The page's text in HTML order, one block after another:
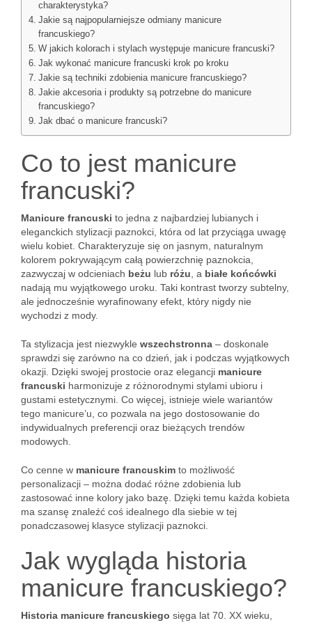
charakterystyka?
Jakie są najpopularniejsze odmiany manicure
francuskiego?
W jakich kolorach i stylach występuje manicure francuski?
Jak wykonać manicure francuski krok po kroku
Jakie są techniki zdobienia manicure francuskiego?
Jakie akcesoria i produkty są potrzebne do manicure
francuskiego?
Jak dbać o manicure francuski?
Co to jest manicure
francuski?
Manicure francuski to jedna z najbardziej lubianych i
eleganckich stylizacji paznokci, która od lat przyciąga uwagę
wielu kobiet. Charakteryzuje się on jasnym, naturalnym
kolorem pokrywającym całą powierzchnię paznokcia,
zazwyczaj w odcieniach beżu lub różu , a białe końcówki
nadają mu wyjątkowego uroku. Taki kontrast tworzy subtelny,
ale jednocześnie wyrafinowany efekt, który nigdy nie
wychodzi z mody.
Ta stylizacja jest niezwykle wszechstronna – doskonale
sprawdzi się zarówno na co dzień, jak i podczas wyjątkowych
okazji. Dzięki swojej prostocie oraz elegancji manicure
francuski harmonizuje z różnorodnymi stylami ubioru i
gustami estetycznymi. Co więcej, istnieje wiele wariantów
tego manicure’u, co pozwala na jego dostosowanie do
indywidualnych preferencji oraz bieżących trendów
modowych.
Co cenne w manicure francuskim to możliwość
personalizacji – można dodać różne zdobienia lub
zastosować inne kolory jako bazę. Dzięki temu każda kobieta
ma szansę znaleźć coś idealnego dla siebie w tej
ponadczasowej klasyce stylizacji paznokci.
Jak wygląda historia
manicure francuskiego?
Historia manicure francuskiego sięga lat 70. XX wieku,